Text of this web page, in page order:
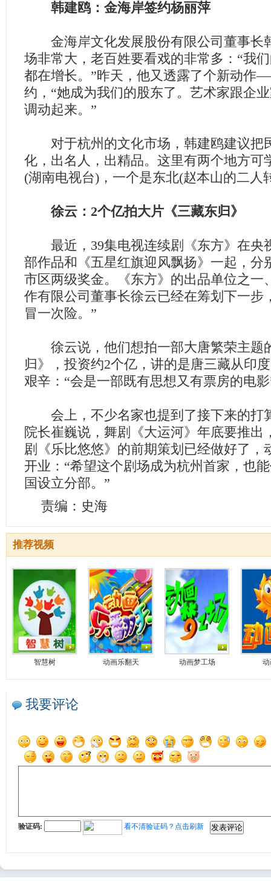
韩建鸥：金海岸签约杨丽萍
金海岸文化发展股份有限公司董事长
场非常大，老百姓要看戏的非常多：“我
都在增长。”昨天，他又透露了个新动作
约，“她成为我们的股东了。艺术家跟企
调动起来。”
对于杭州的文化市场，韩建鸥建议把
化，出名人，出精品。这里有两个地方可
(湖南电视台)，一个是东北(赵本山的二人
徐云：2个亿拍大片《三藏东归》
最近，39集电视连续剧《东方》在央
部作品和《五星红旗迎风飘扬》一起，分
市区两级奖金。《东方》的出品单位之一
作有限公司董事长徐云已经在筹划下一步
冒一次险。”
徐云说，他们想拍一部大唐繁荣主题
归》，投资约2个亿，讲的是唐三藏从印
艰辛：“会是一部既有思想又有票房的电
会上，不少名家也提到了接下来的打
院长崔巍说，舞剧《大运河》年底要推出
剧《乐比悠悠》的前期策划已经做好了，
开业：“希望这个剧场成为杭州首家，也
国设立分部。”
责编：史海
推荐视频
智慧树 动画乐翻天 动画梦工场 动
我要评论
验证码: 看不清验证码？点击刷新